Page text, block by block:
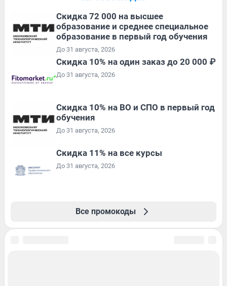
Скидка 72 000 на высшее
образование и среднее специальное
образование в первый год обучения
До 31 августа, 2026
Скидка 10% на один заказ до 20 000 ₽
До 31 августа, 2026
Скидка 10% на ВО и СПО в первый год
обучения
До 31 августа, 2026
Скидка 11% на все курсы
До 31 августа, 2026
Все промокоды